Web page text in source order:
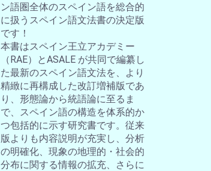
ン語圏全体のスペイン語を総合的
に扱うスペイン語文法書の決定版
です！
本書はスペイン王立アカデミー
（RAE）とASALE が共同で編纂し
た最新のスペイン語文法を、より
精緻に再構成した改訂増補版であ
り、形態論から統語論に至るま
で、スペイン語の構造を体系的か
つ包括的に示す研究書です。従来
版よりも内容説明が充実し、分析
の明確化、現象の地理的・社会的
分布に関する情報の拡充、さらに